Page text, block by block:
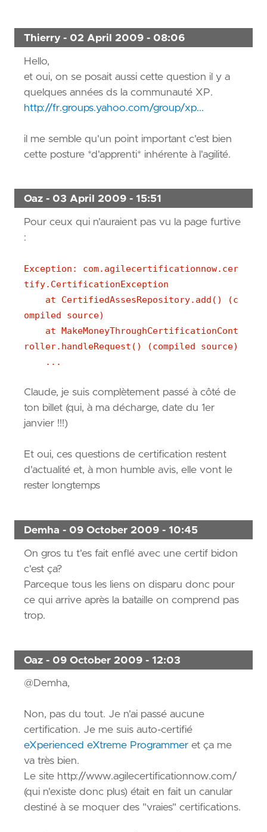
Thierry - 02 April 2009 - 08:06
Hello,
et oui, on se posait aussi cette question il y a
quelques années ds la communauté XP.
http://fr.groups.yahoo.com/group/xp...
il me semble qu'un point important c'est bien
cette posture *d'apprenti* inhérente à l'agilité.
Oaz - 03 April 2009 - 15:51
Pour ceux qui n'auraient pas vu la page furtive
:
Exception: com.agilecertificationnow.cer
tify.CertificationException
at CertifiedAssesRepository.add() (c
ompiled source)
at MakeMoneyThroughCertificationCont
roller.handleRequest() (compiled source)
...
Claude, je suis complètement passé à côté de
ton billet (qui, à ma décharge, date du 1er
janvier !!!)
Et oui, ces questions de certification restent
d'actualité et, à mon humble avis, elle vont le
rester longtemps
Demha - 09 October 2009 - 10:45
On gros tu t'es fait enflé avec une certif bidon
c'est ça?
Parceque tous les liens on disparu donc pour
ce qui arrive après la bataille on comprend pas
trop.
Oaz - 09 October 2009 - 12:03
@Demha,
Non, pas du tout. Je n'ai passé aucune
certification. Je me suis auto-certifié
eXperienced eXtreme Programmer et ça me
va très bien.
Le site http://www.agilecertificationnow.com/
(qui n'existe donc plus) était en fait un canular
destiné à se moquer des "vraies" certifications.